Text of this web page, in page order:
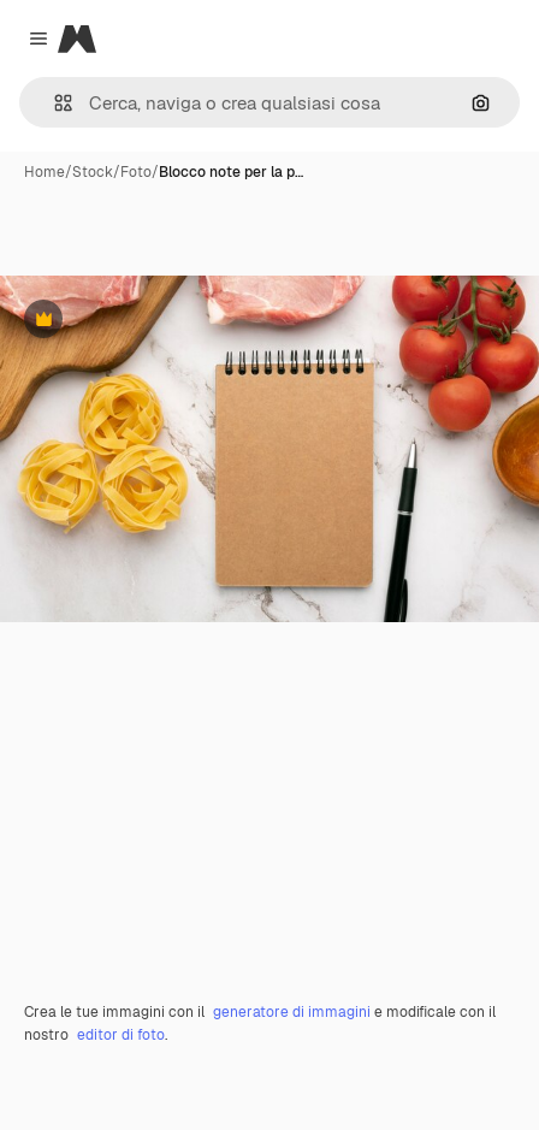
Close menu
Magnific
Cerca
Home/Stock/Foto/Blocco note per la p…
Premium
Crea le tue immagini con il generatore di immagini e modificale con il
nostro editor di foto.